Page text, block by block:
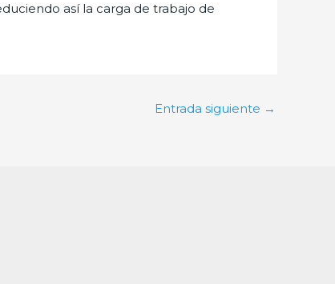
así la carga de trabajo de
Entrada siguiente →